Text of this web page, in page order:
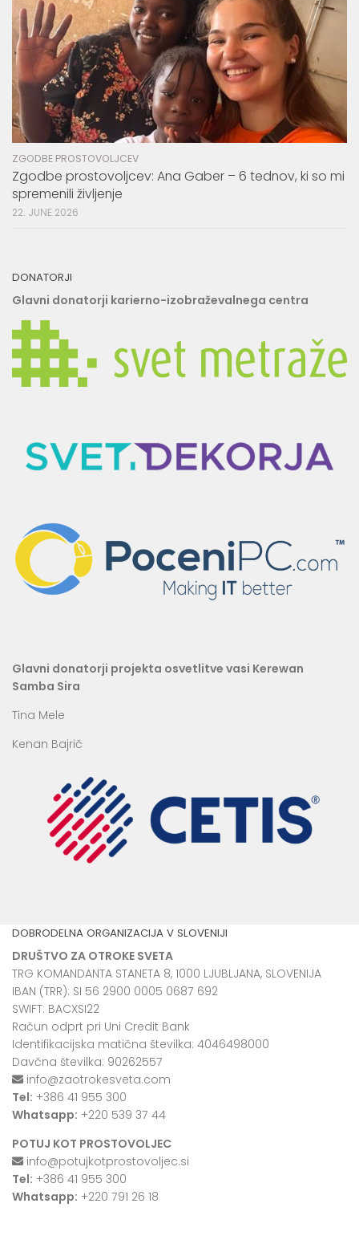
ZGODBE PROSTOVOLJCEV
Zgodbe prostovoljcev: Ana Gaber – 6 tednov, ki so mi
spremenili življenje
22. JUNE 2026
DONATORJI
Glavni donatorji karierno-izobraževalnega centra
Glavni donatorji projekta osvetlitve vasi Kerewan
Samba Sira
Tina Mele
Kenan Bajrič
DOBRODELNA ORGANIZACIJA V SLOVENIJI
DRUŠTVO ZA OTROKE SVETA
TRG KOMANDANTA STANETA 8, 1000 LJUBLJANA, SLOVENIJA
IBAN (TRR): SI 56 2900 0005 0687 692
SWIFT: BACXSI22
Račun odprt pri Uni Credit Bank
Identifikacijska matična številka: 4046498000
Davčna številka: 90262557
info@zaotrokesveta.com
Tel: +386 41 955 300
Whatsapp: +220 539 37 44
POTUJ KOT PROSTOVOLJEC
info@potujkotprostovoljec.si
Tel: +386 41 955 300
Whatsapp: +220 791 26 18